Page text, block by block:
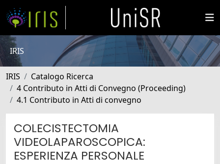
IRIS
IRIS
Catalogo Ricerca
4 Contributo in Atti di Convegno (Proceeding)
4.1 Contributo in Atti di convegno
COLECISTECTOMIA
VIDEOLAPAROSCOPICA:
ESPERIENZA PERSONALE